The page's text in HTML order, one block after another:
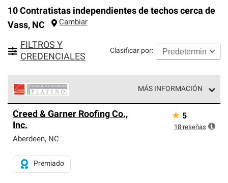
10 Contratistas independientes de techos cerca de
Vass, NC Cambiar
FILTROS Y
CREDENCIALES
Clasificar por:
MÁS INFORMACIÓN
Corning constituyen el nivel superior de nuestra red
exclusiva y cumplen con estándares estrictos de
profesionalismo, confiabilidad y destreza incomparable.
sistemas de techos.
Creed & Garner Roofing Co.,
Inc.
Aberdeen, NC
Premiado
★ 5
18 reseñas